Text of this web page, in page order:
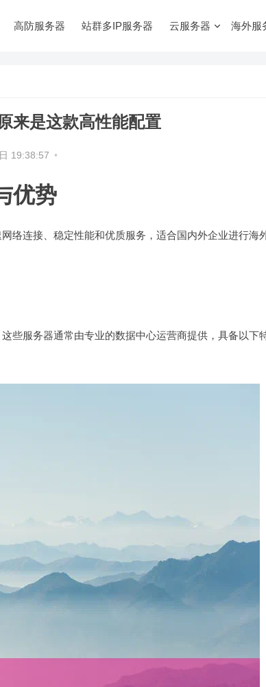
高防服务器 站群多IP服务器 云服务器 海外服
来是这款高性能配置
19:38:57 •
优势
络连接、稳定性能和优质服务，适合国内外企业进行海
些服务器通常由专业的数据中心运营商提供，具备以下